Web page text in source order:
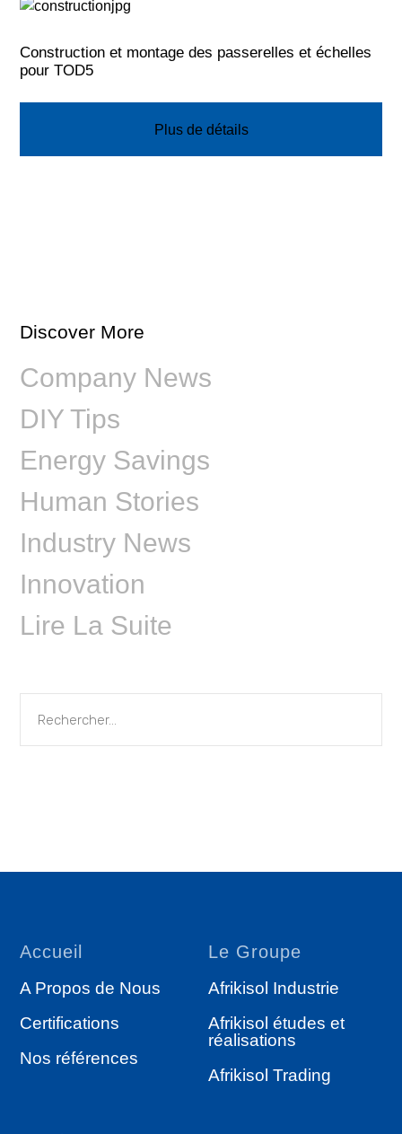
Construction et montage des passerelles et échelles
pour TOD5
Plus de détails
Discover More
Company News
DIY Tips
Energy Savings
Human Stories
Industry News
Innovation
Lire La Suite
Accueil
A Propos de Nous
Certifications
Nos références
Le Groupe
Afrikisol Industrie
Afrikisol études et
réalisations
Afrikisol Trading